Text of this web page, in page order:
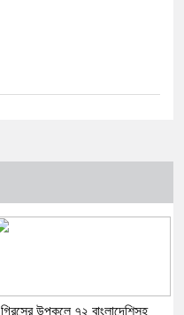
গ্রিসের উপকূলে ৭২ বাংলাদেশিসহ